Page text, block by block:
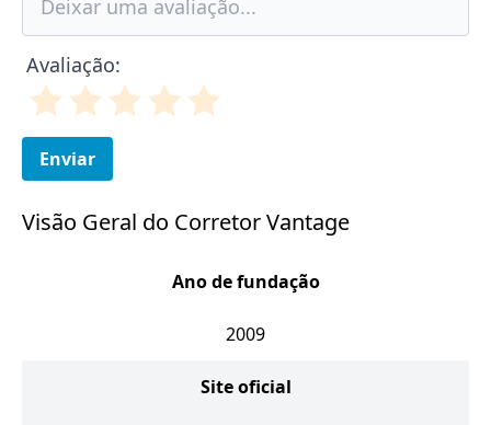
Avaliação:
Enviar
Visão Geral do Corretor Vantage
Ano de fundação
2009
Site oficial